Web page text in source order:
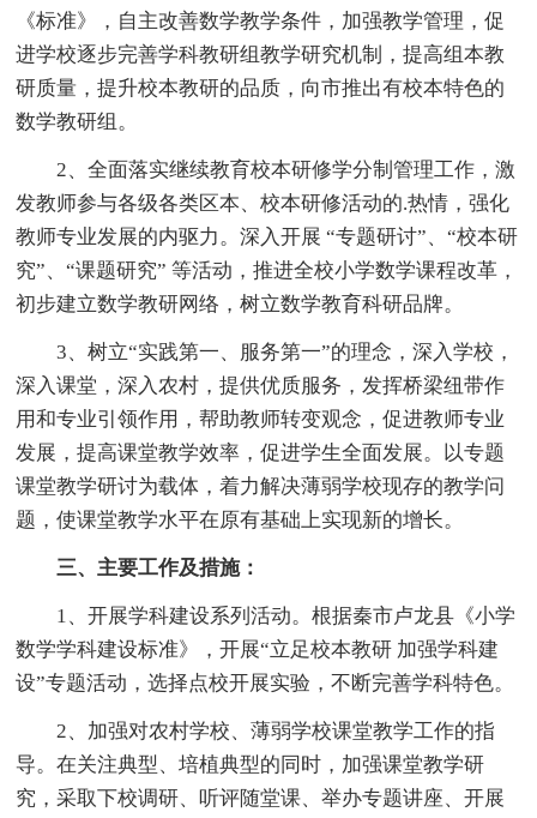
《标准》，自主改善数学教学条件，加强教学管理，促
进学校逐步完善学科教研组教学研究机制，提高组本教
研质量，提升校本教研的品质，向市推出有校本特色的
数学教研组。
2、全面落实继续教育校本研修学分制管理工作，激
发教师参与各级各类区本、校本研修活动的.热情，强化
教师专业发展的内驱力。深入开展 “专题研讨”、“校本研
究”、“课题研究” 等活动，推进全校小学数学课程改革，
初步建立数学教研网络，树立数学教育科研品牌。
3、树立“实践第一、服务第一”的理念，深入学校，
深入课堂，深入农村，提供优质服务，发挥桥梁纽带作
用和专业引领作用，帮助教师转变观念，促进教师专业
发展，提高课堂教学效率，促进学生全面发展。以专题
课堂教学研讨为载体，着力解决薄弱学校现存的教学问
题，使课堂教学水平在原有基础上实现新的增长。
三、主要工作及措施：
1、开展学科建设系列活动。根据秦市卢龙县《小学
数学学科建设标准》，开展“立足校本教研 加强学科建
设”专题活动，选择点校开展实验，不断完善学科特色。
2、加强对农村学校、薄弱学校课堂教学工作的指
导。在关注典型、培植典型的同时，加强课堂教学研
究，采取下校调研、听评随堂课、举办专题讲座、开展